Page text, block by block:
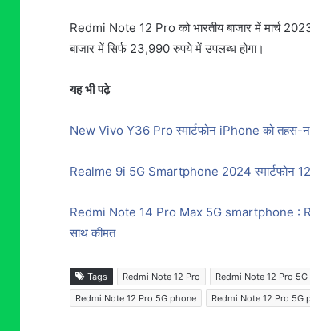
Redmi Note 12 Pro को भारतीय बाजार में मार्च
बाजार में सिर्फ 23,990 रुपये में उपलब्ध होगा।
यह भी पढ़े
New Vivo Y36 Pro स्मार्टफोन iPhone को तहस-
Realme 9i 5G Smartphone 2024 स्मार्टफोन
Redmi Note 14 Pro Max 5G smartphone :
साथ कीमत
Tags Redmi Note 12 Pro Redmi Note 12 Pro
Redmi Note 12 Pro 5G phone
Redmi Note 12 Pro 5G